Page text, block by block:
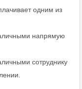
одним из
напрямую
сотруднику